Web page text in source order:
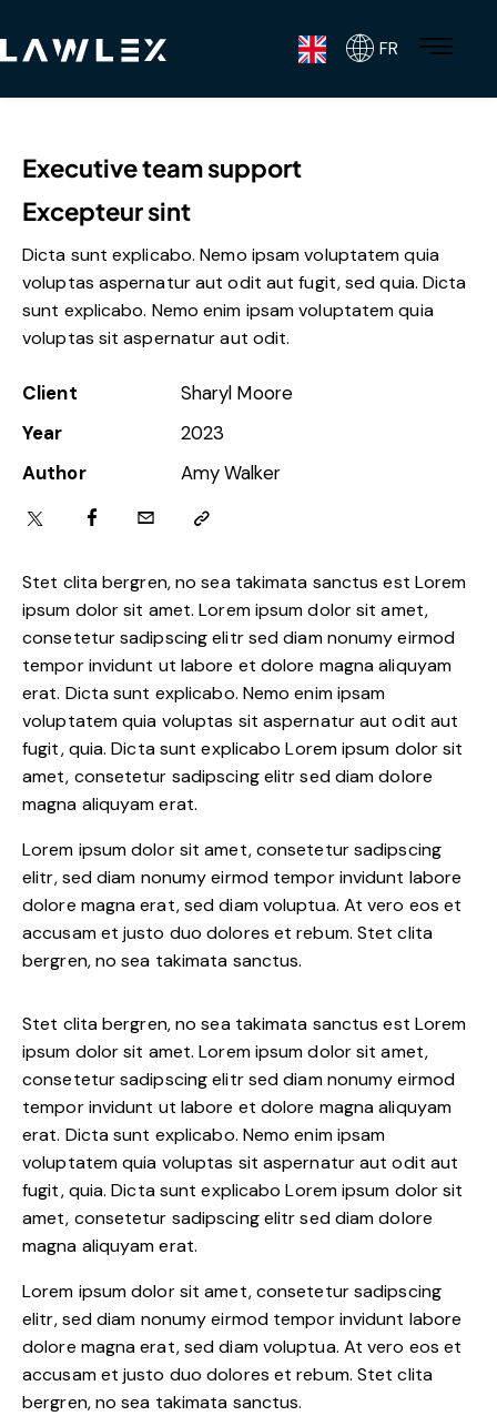
FR
Executive team support
Excepteur sint
Dicta sunt explicabo. Nemo ipsam voluptatem quia
voluptas aspernatur aut odit aut fugit, sed quia. Dicta
sunt explicabo. Nemo enim ipsam voluptatem quia
voluptas sit aspernatur aut odit.
Client
Sharyl Moore
Year
2023
Author
Amy Walker
Stet clita bergren, no sea takimata sanctus est Lorem
ipsum dolor sit amet. Lorem ipsum dolor sit amet,
consetetur sadipscing elitr sed diam nonumy eirmod
tempor invidunt ut labore et dolore magna aliquyam
erat. Dicta sunt explicabo. Nemo enim ipsam
voluptatem quia voluptas sit aspernatur aut odit aut
fugit, quia. Dicta sunt explicabo Lorem ipsum dolor sit
amet, consetetur sadipscing elitr sed diam dolore
magna aliquyam erat.
Lorem ipsum dolor sit amet, consetetur sadipscing
elitr, sed diam nonumy eirmod tempor invidunt labore
dolore magna erat, sed diam voluptua. At vero eos et
accusam et justo duo dolores et rebum. Stet clita
bergren, no sea takimata sanctus.
Stet clita bergren, no sea takimata sanctus est Lorem
ipsum dolor sit amet. Lorem ipsum dolor sit amet,
consetetur sadipscing elitr sed diam nonumy eirmod
tempor invidunt ut labore et dolore magna aliquyam
erat. Dicta sunt explicabo. Nemo enim ipsam
voluptatem quia voluptas sit aspernatur aut odit aut
fugit, quia. Dicta sunt explicabo Lorem ipsum dolor sit
amet, consetetur sadipscing elitr sed diam dolore
magna aliquyam erat.
Lorem ipsum dolor sit amet, consetetur sadipscing
elitr, sed diam nonumy eirmod tempor invidunt labore
dolore magna erat, sed diam voluptua. At vero eos et
accusam et justo duo dolores et rebum. Stet clita
bergren, no sea takimata sanctus.